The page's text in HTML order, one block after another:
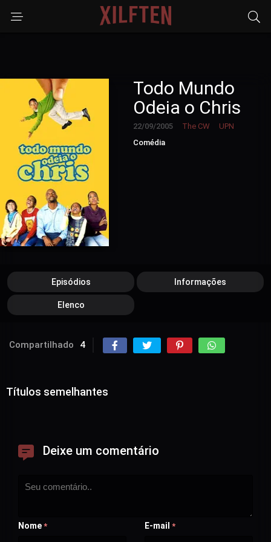
Todo Mundo
Odeia o Chris
22/09/2005 The CW
UPN
Comédia
Episódios Informações
Elenco
Compartilhado 4
Títulos semelhantes
Deixe um comentário
Nome * E-mail *